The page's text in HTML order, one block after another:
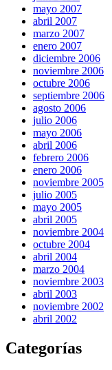
mayo 2007
abril 2007
marzo 2007
enero 2007
diciembre 2006
noviembre 2006
octubre 2006
septiembre 2006
agosto 2006
julio 2006
mayo 2006
abril 2006
febrero 2006
enero 2006
noviembre 2005
julio 2005
mayo 2005
abril 2005
noviembre 2004
octubre 2004
abril 2004
marzo 2004
noviembre 2003
abril 2003
noviembre 2002
abril 2002
Categorías